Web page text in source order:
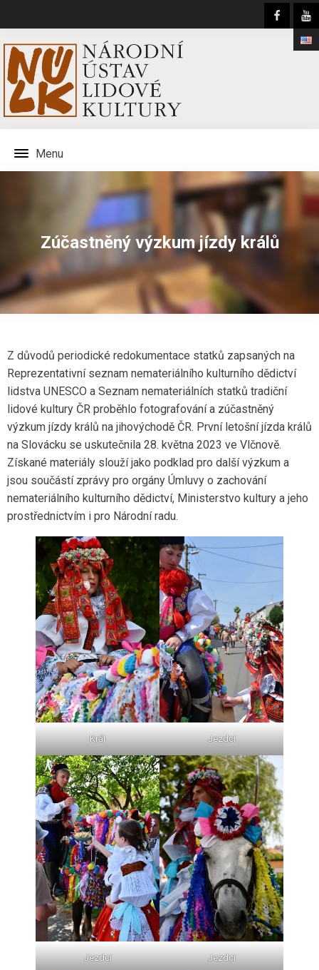
Menu
Zúčastněný výzkum jízdy králů
Z důvodů periodické redokumentace statků zapsaných na
Reprezentativní seznam nemateriálního kulturního dědictví
lidstva UNESCO a Seznam nemateriálních statků tradiční
lidové kultury ČR proběhlo fotografování a zúčastněný
výzkum jízdy králů na jihovýchodě ČR. První letošní jízda králů
na Slovácku se uskutečnila 28. května 2023 ve Vlčnově.
Získané materiály slouží jako podklad pro další výzkum a
jsou součástí zprávy pro orgány Úmluvy o zachování
nemateriálního kulturního dědictví, Ministerstvo kultury a jeho
prostřednictvím i pro Národní radu.
Král Jezdci
Jezdci Jezdci